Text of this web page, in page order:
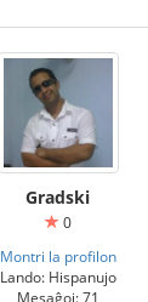
Gradski
0
Montri la profilon
Lando: Hispanujo
Mesaĝoj: 71